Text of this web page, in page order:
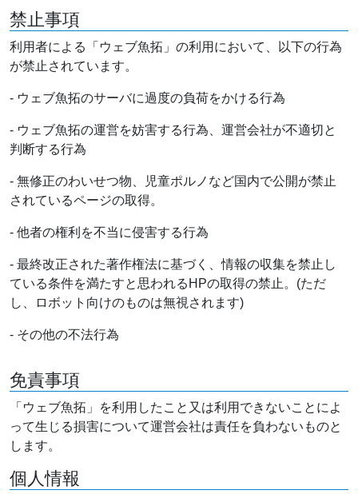
禁止事項
利用者による「ウェブ魚拓」の利用において、以下の行為
が禁止されています。
- ウェブ魚拓のサーバに過度の負荷をかける行為
- ウェブ魚拓の運営を妨害する行為、運営会社が不適切と
判断する行為
- 無修正のわいせつ物、児童ポルノなど国内で公開が禁止
されているページの取得。
- 他者の権利を不当に侵害する行為
- 最終改正された著作権法に基づく、情報の収集を禁止し
ている条件を満たすと思われるHPの取得の禁止。(ただ
し、ロボット向けのものは無視されます)
- その他の不法行為
免責事項
「ウェブ魚拓」を利用したこと又は利用できないことによ
って生じる損害について運営会社は責任を負わないものと
します。
個人情報